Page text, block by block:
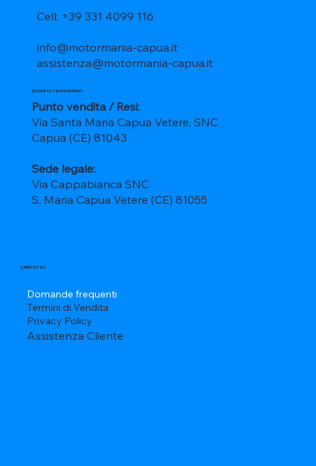
Cell: +39 331 4099 116
info@motormania-capua.it
assistenza@motormania-capua.it
DOVE CI TROVIAMO?
Punto vendita / Resi:
Via Santa Maria Capua Vetere, SNC
Capua (CE) 81043
Sede legale:
Via Cappabianca SNC
S. Maria Capua Vetere (CE) 81055
LINK UTILI
Domande frequenti
Termini di Vendita
Privacy Policy
Assistenza Cliente